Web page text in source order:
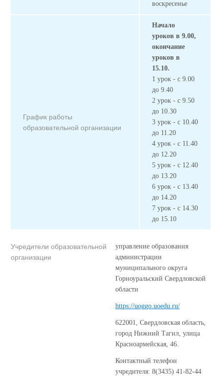
воскресенье
График работы
образовательной организации
Начало
уроков в 9.00,
окончание
уроков в
15.10.
1 урок - с 9.00
до 9.40
2 урок - с 9.50
до 10.30
3 урок - с 10.40
до 11.20
4 урок - с 11.40
до 12.20
5 урок - с 12.40
до 13.20
6 урок - с 13.40
до 14.20
7 урок - с 14.30
до 15.10
Учредители образовательной
организации
управление образования
администрации
муниципального округа
Горноуральский Свердловской
области
https://uoggo.uoedu.ru/
622001, Свердловская область,
город Нижний Тагил, улица
Красноармейская, 46.
Контактный телефон
учредителя: 8(3435) 41-82-44